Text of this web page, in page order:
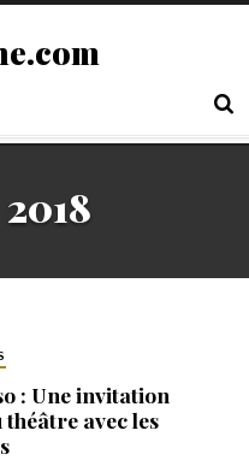
2018
: Une invitation
avec les